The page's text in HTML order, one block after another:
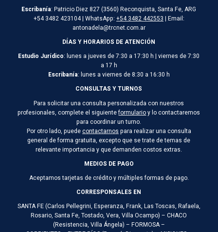
Escribanía: Patricio Diez 827 (3560) Reconquista, Santa Fe, ARG
+54 3482 423104 | WhatsApp: +54 3482 442553 | Email:
antonadela@trcnet.com.ar
DÍAS Y HORARIOS DE ATENCIÓN
Estudio Jurídico: lunes a jueves de 7:30 a 17:30 h | viernes de 7:30
a 17 h
Escribanía: lunes a viernes de 8:30 a 16:30 h
CONSULTAS Y TURNOS
Para solicitar una consulta personalizada con nuestros
profesionales, complete el siguienteformularioy lo contactaremos
para coordinar un turno.
Por otro lado, puedecontactarnos para realizar una consulta
general de forma gratuita, excepto que se trate de temas de
relevante importancia y que demanden costos extras.
MEDIOS DE PAGO
Aceptamos tarjetas de crédito y múltiples formas de pago.
CORRESPONSALES EN
SANTA FE (Carlos Pellegrini, Esperanza, Frank, Las Toscas, Rafaela,
Rosario, Santa Fe, Tostado, Vera, Villa Ocampo) – CHACO
(Resistencia, Villa Ángela) – FORMOSA –